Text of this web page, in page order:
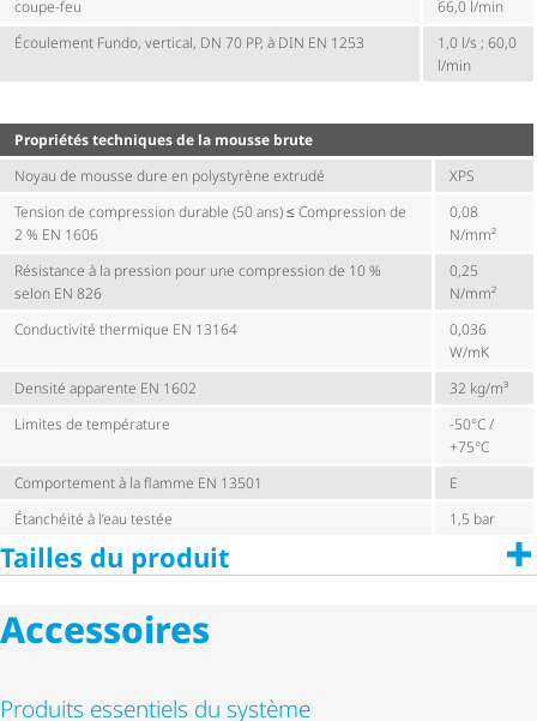
coupe-feu
66,0 l/min
Écoulement Fundo, vertical, DN 70 PP, à DIN EN 1253
1,0 l/s ; 60,0
l/min
Propriétés techniques de la mousse brute
Noyau de mousse dure en polystyrène extrudé
XPS
Tension de compression durable (50 ans) ≤ Compression de
2 % EN 1606
0,08
N/mm²
Résistance à la pression pour une compression de 10 %
selon EN 826
0,25
N/mm²
Conductivité thermique EN 13164
0,036
W/mK
Densité apparente EN 1602
32 kg/m³
Limites de température
-50°C /
+75°C
Comportement à la flamme EN 13501
E
Étanchéité à l’eau testée
1,5 bar
Tailles du produit
Accessoires
Produits essentiels du système